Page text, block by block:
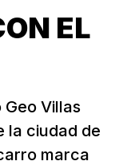
EL
Villas
la ciudad de
marca